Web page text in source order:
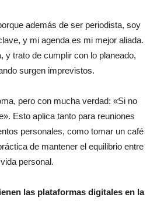
además de ser periodista, soy
y mi agenda es mi mejor aliada.
y trato de cumplir con lo planeado,
surgen imprevistos.
pero con mucha verdad: «Si no
Esto aplica tanto para reuniones
personales, como tomar un café
de mantener el equilibrio entre
personal.
las plataformas digitales en la